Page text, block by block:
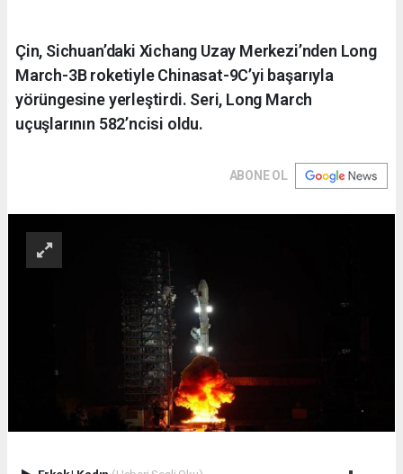
Çin, Sichuan’daki Xichang Uzay Merkezi’nden Long
March-3B roketiyle Chinasat-9C’yi başarıyla
yörüngesine yerleştirdi. Seri, Long March
uçuşlarının 582’ncisi oldu.
ABONE OL